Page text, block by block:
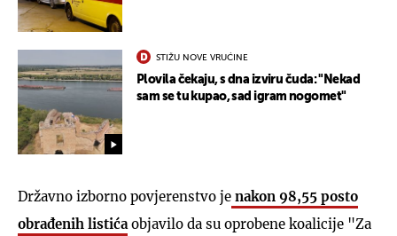
STIŽU NOVE VRUĆINE
Plovila čekaju, s dna izviru čuda: "Nekad
sam se tu kupao, sad igram nogomet"
Državno izborno povjerenstvo je nakon 98,55 posto
obrađenih listićaobjavilo da su oprobene koalicije "Za